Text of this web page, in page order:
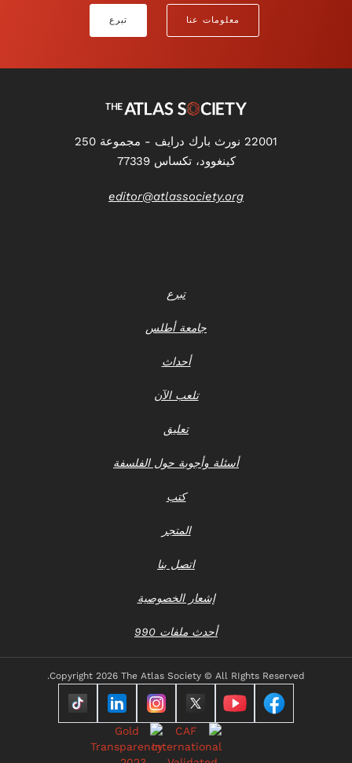
معلومات عنا تبرع
22001 نورث بارك درايف - مجموعة 250
كينغوود، تكساس 77339
editor@atlassociety.org
تبرع
جامعة أطلس
أحداث
تلعب الآن
تعليق
أسئلة وأجوبة حول الفلسفة
كتب
المتجر
اتصل بنا
إشعار الخصوصية
أحدث ملفات 990
Copyright 2026 The Atlas Society © All RIghts Reserved.